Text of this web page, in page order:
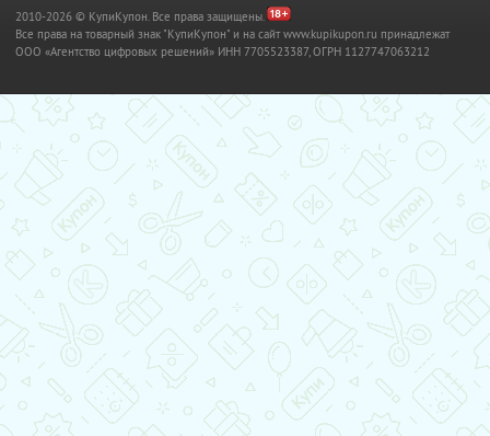
2010-2026 © КупиКупон. Все права защищены.
Все права на товарный знак "КупиКупон" и на сайт www.kupikupon.ru принадлежат
OOO «Агентство цифровых решений» ИНН 7705523387, ОГРН 1127747063212